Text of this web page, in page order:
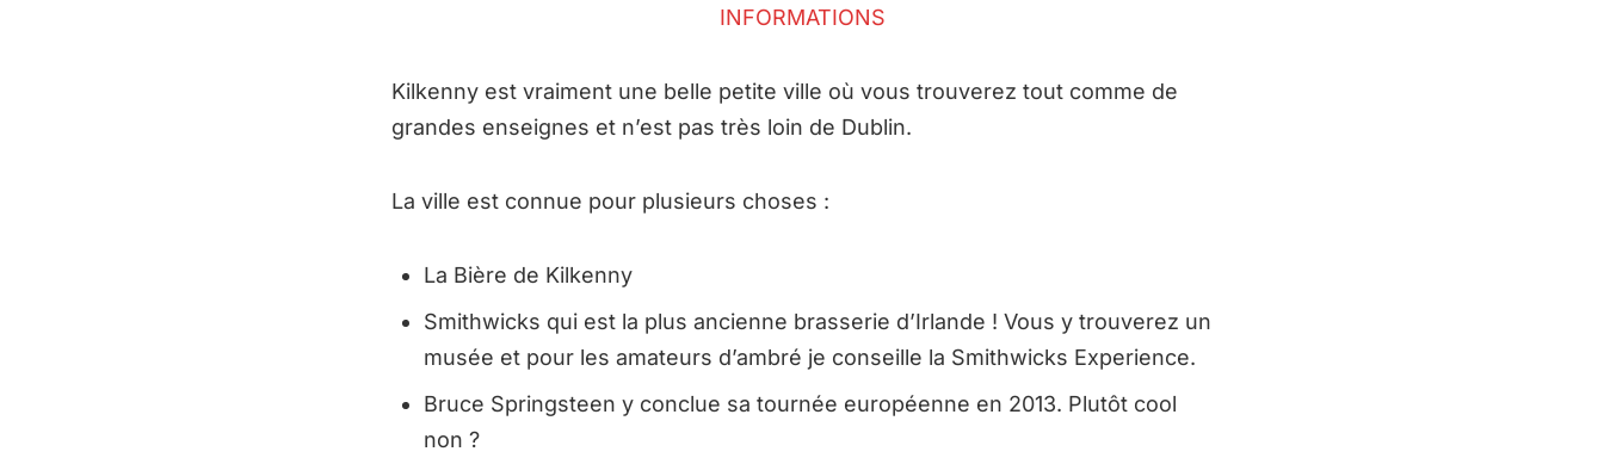
INFORMATIONS
Kilkenny est vraiment une belle petite ville où vous trouverez tout comme de
grandes enseignes et n’est pas très loin de Dublin.
La ville est connue pour plusieurs choses :
La Bière de Kilkenny
Smithwicks qui est la plus ancienne brasserie d’Irlande ! Vous y trouverez un
musée et pour les amateurs d’ambré je conseille la Smithwicks Experience.
Bruce Springsteen y conclue sa tournée européenne en 2013. Plutôt cool
non ?